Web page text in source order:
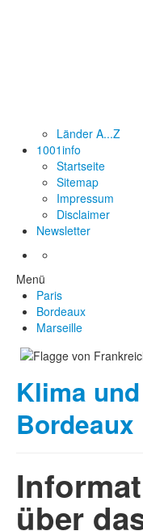
Länder A...Z
1001info
Startseite
Sitemap
Impressum
Disclaimer
Newsletter
Menü
Paris
Bordeaux
Marseille
Klima
Bordeaux
über